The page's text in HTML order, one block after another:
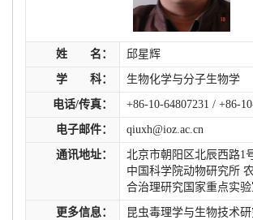
姓 名： 邱星辉
学 科： 生物化学与分子生物学
电话/传真： +86-10-64807231 / +86-
电子邮件： qiuxh@ioz.ac.cn
通讯地址：
北京市朝阳区北辰西路1
中国科学院动物研究所
合治理研究国家重点实验
更多信息： 昆虫毒理学与生物技术研